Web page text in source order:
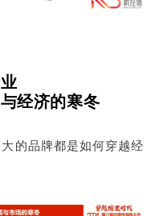
经济的寒冬
的品牌都是如何穿越经